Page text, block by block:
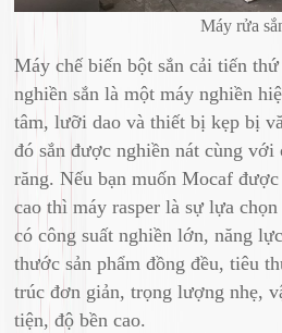
Máy rửa
Máy chế biến bột sắn cải tiến
nghiền sắn là một máy nghiền
tâm, lưỡi dao và thiết bị kẹp bị
đó sắn được nghiền nát cùng với
răng. Nếu bạn muốn Mocaf
cao thì máy rasper là sự lựa
có công suất nghiền lớn, năng
thước sản phẩm đồng đều, tiêu
trúc đơn giản, trọng lượng nhẹ,
tiện, độ bền cao.